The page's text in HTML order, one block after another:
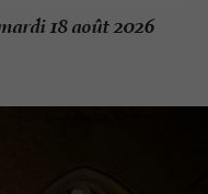
18 août 2026